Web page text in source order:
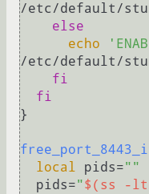
/etc/default/
else
echo
/etc/default/
fi
fi
}
local pids=""
  pids=
"$(ss -